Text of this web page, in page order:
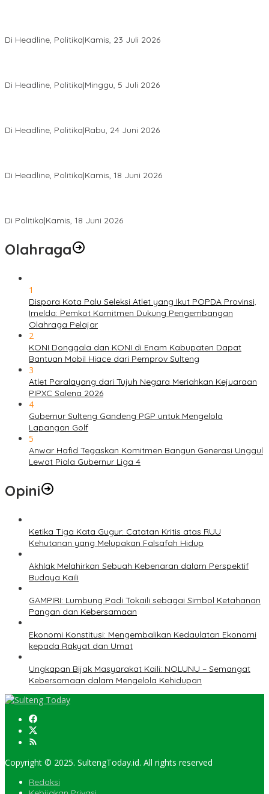
Di Headline, Politika|Kamis, 23 Juli 2026
Di Headline, Politika|Minggu, 5 Juli 2026
Di Headline, Politika|Rabu, 24 Juni 2026
Di Headline, Politika|Kamis, 18 Juni 2026
Di Politika|Kamis, 18 Juni 2026
Olahraga
1
Dispora Kota Palu Seleksi Atlet yang Ikut POPDA Provinsi,
Imelda: Pemkot Komitmen Dukung Pengembangan
Olahraga Pelajar
2
KONI Donggala dan KONI di Enam Kabupaten Dapat
Bantuan Mobil Hiace dari Pemprov Sulteng
3
Atlet Paralayang dari Tujuh Negara Meriahkan Kejuaraan
PIPXC Salena 2026
4
Gubernur Sulteng Gandeng PGP untuk Mengelola
Lapangan Golf
5
Anwar Hafid Tegaskan Komitmen Bangun Generasi Unggul
Lewat Piala Gubernur Liga 4
Opini
Ketika Tiga Kata Gugur: Catatan Kritis atas RUU
Kehutanan yang Melupakan Falsafah Hidup
Akhlak Melahirkan Sebuah Kebenaran dalam Perspektif
Budaya Kaili
GAMPIRI: Lumbung Padi Tokaili sebagai Simbol Ketahanan
Pangan dan Kebersamaan
Ekonomi Konstitusi: Mengembalikan Kedaulatan Ekonomi
kepada Rakyat dan Umat
Ungkapan Bijak Masyarakat Kaili: NOLUNU – Semangat
Kebersamaan dalam Mengelola Kehidupan
Copyright © 2025. SultengToday.id. All rights reserved
Redaksi